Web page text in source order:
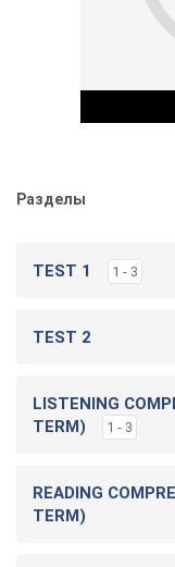
Разделы
TEST 1 1 - 3
TEST 2
LISTENING
TERM)
1 - 3
READING
TERM)